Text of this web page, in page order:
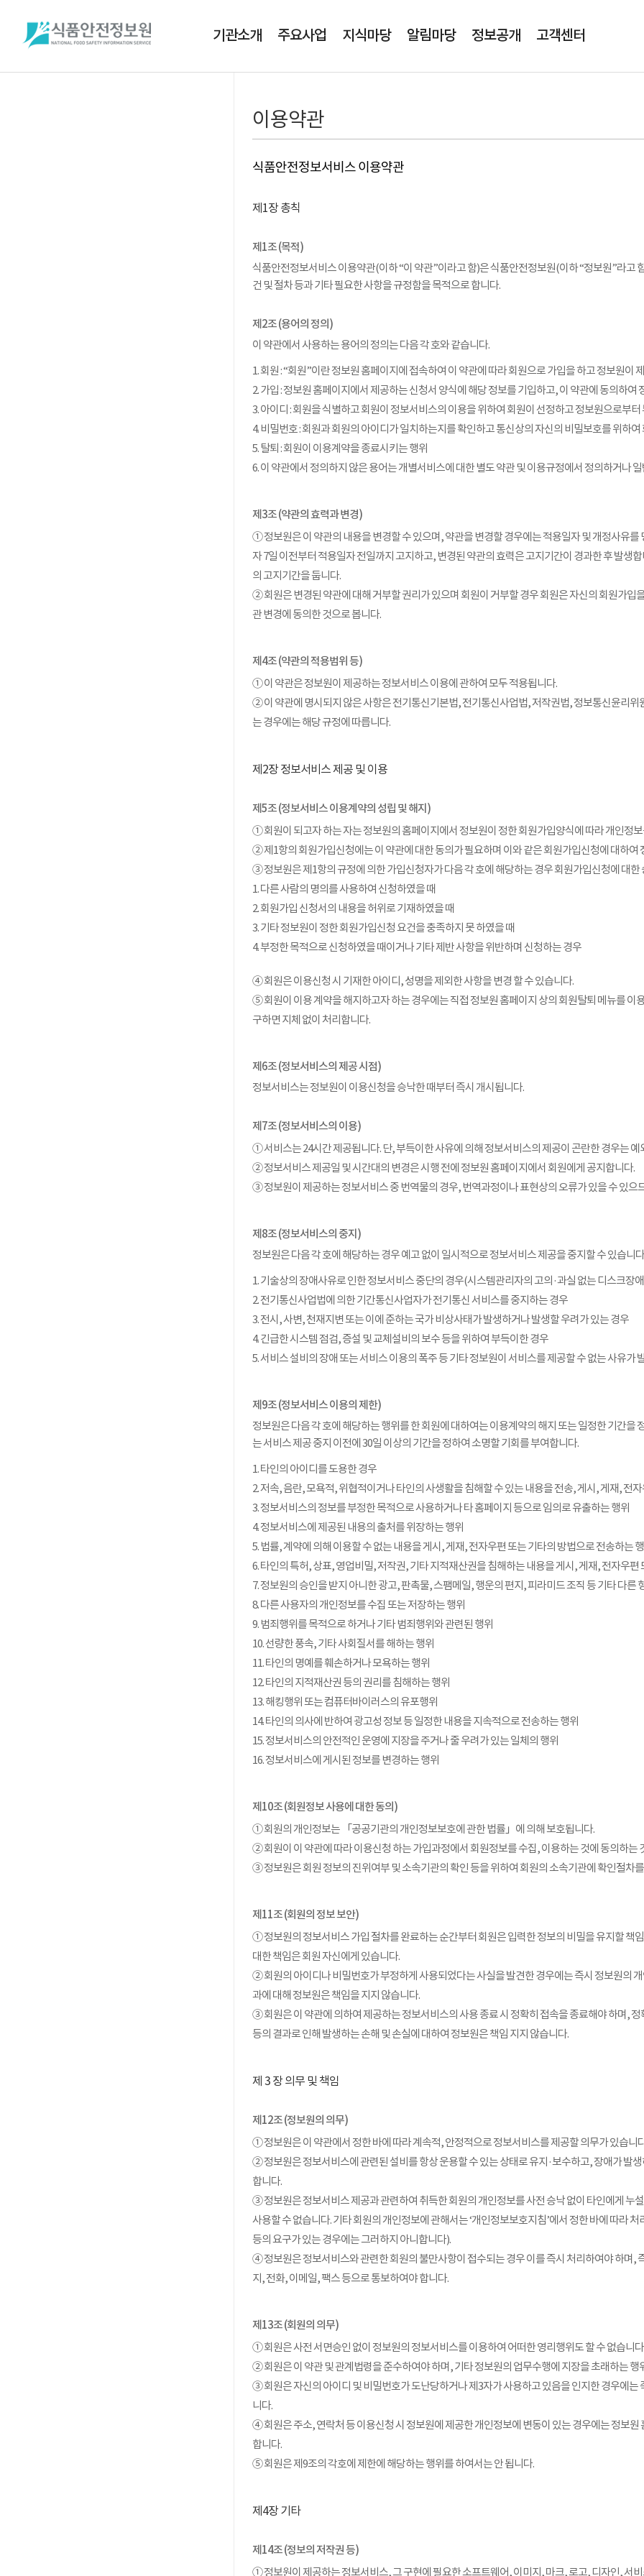
기관소개 주요사업 지식마당 알림마당 정보공개 고객센터
이용약관
식품안전정보서비스 이용약관
제1장 총칙
제1조 (목적)
식품안전정보서비스 이용약관(이하 “이 약관”이라고 함)은 식품안전정보원(이하 “정보원”라고
건 및 절차 등과 기타 필요한 사항을 규정함을 목적으로 합니다.
제2조 (용어의 정의)
이 약관에서 사용하는 용어의 정의는 다음 각 호와 같습니다.
1. 회원 : “회원”이란 정보원 홈페이지에 접속하여 이 약관에 따라 회원으로 가입을 하고 정보원이
2. 가입 : 정보원 홈페이지에서 제공하는 신청서 양식에 해당 정보를 기입하고, 이 약관에 동의하
3. 아이디 : 회원을 식별하고 회원이 정보서비스의 이용을 위하여 회원이 선정하고 정보원으로부
4. 비밀번호 : 회원과 회원의 아이디가 일치하는지를 확인하고 통신상의 자신의 비밀보호를 위하
5. 탈퇴 : 회원이 이용계약을 종료시키는 행위
6. 이 약관에서 정의하지 않은 용어는 개별서비스에 대한 별도 약관 및 이용규정에서 정의하거나
제3조 (약관의 효력과 변경)
① 정보원은 이 약관의 내용을 변경할 수 있으며, 약관을 변경할 경우에는 적용일자 및 개정사유
자 7일 이전부터 적용일자 전일까지 고지하고, 변경된 약관의 효력은 고지기간이 경과한 후 발생
의 고지기간을 둡니다.
② 회원은 변경된 약관에 대해 거부할 권리가 있으며 회원이 거부할 경우 회원은 자신의 회원가입
관 변경에 동의한 것으로 봅니다.
제4조 (약관의 적용범위 등)
① 이 약관은 정보원이 제공하는 정보서비스 이용에 관하여 모두 적용됩니다.
② 이 약관에 명시되지 않은 사항은 전기통신기본법, 전기통신사업법, 저작권법, 정보통신윤리
는 경우에는 해당 규정에 따릅니다.
제2장 정보서비스 제공 및 이용
제5조 (정보서비스 이용계약의 성립 및 해지)
① 회원이 되고자 하는 자는 정보원의 홈페이지에서 정보원이 정한 회원가입양식에 따라 개인정
② 제1항의 회원가입신청에는 이 약관에 대한 동의가 필요하며 이와 같은 회원가입신청에 대하
③ 정보원은 제1항의 규정에 의한 가입신청자가 다음 각 호에 해당하는 경우 회원가입신청에 대한
1. 다른 사람의 명의를 사용하여 신청하였을 때
2. 회원가입 신청서의 내용을 허위로 기재하였을 때
3. 기타 정보원이 정한 회원가입신청 요건을 충족하지 못 하였을 때
4. 부정한 목적으로 신청하였을 때이거나 기타 제반 사항을 위반하며 신청하는 경우
④ 회원은 이용신청 시 기재한 아이디, 성명을 제외한 사항을 변경 할 수 있습니다.
⑤ 회원이 이용 계약을 해지하고자 하는 경우에는 직접 정보원 홈페이지 상의 회원탈퇴 메뉴를
구하면 지체 없이 처리합니다.
제6조 (정보서비스의 제공 시점)
정보서비스는 정보원이 이용신청을 승낙한 때부터 즉시 개시됩니다.
제7조 (정보서비스의 이용)
① 서비스는 24시간 제공됩니다. 단, 부득이한 사유에 의해 정보서비스의 제공이 곤란한 경우는 예
② 정보서비스 제공일 및 시간대의 변경은 시행 전에 정보원 홈페이지에서 회원에게 공지합니다.
③ 정보원이 제공하는 정보서비스 중 번역물의 경우, 번역과정이나 표현상의 오류가 있을 수 있으
제8조 (정보서비스의 중지)
정보원은 다음 각 호에 해당하는 경우 예고 없이 일시적으로 정보서비스 제공을 중지할 수 있습니
1. 기술상의 장애사유로 인한 정보서비스 중단의 경우(시스템관리자의 고의·과실 없는 디스크장
2. 전기통신사업법에 의한 기간통신사업자가 전기통신 서비스를 중지하는 경우
3. 전시, 사변, 천재지변 또는 이에 준하는 국가 비상사태가 발생하거나 발생할 우려가 있는 경우
4. 긴급한 시스템 점검, 증설 및 교체설비의 보수 등을 위하여 부득이한 경우
5. 서비스 설비의 장애 또는 서비스 이용의 폭주 등 기타 정보원이 서비스를 제공할 수 없는 사유가
제9조 (정보서비스 이용의 제한)
정보원은 다음 각 호에 해당하는 행위를 한 회원에 대하여는 이용계약의 해지 또는 일정한 기간
는 서비스 제공 중지 이전에 30일 이상의 기간을 정하여 소명할 기회를 부여합니다.
1. 타인의 아이디를 도용한 경우
2. 저속, 음란, 모욕적, 위협적이거나 타인의 사생활을 침해할 수 있는 내용을 전송, 게시, 게재, 전
3. 정보서비스의 정보를 부정한 목적으로 사용하거나 타 홈페이지 등으로 임의로 유출하는 행위
4. 정보서비스에 제공된 내용의 출처를 위장하는 행위
5. 법률, 계약에 의해 이용할 수 없는 내용을 게시, 게재, 전자우편 또는 기타의 방법으로 전송하는
6. 타인의 특허, 상표, 영업비밀, 저작권, 기타 지적재산권을 침해하는 내용을 게시, 게재, 전자우편
7. 정보원의 승인을 받지 아니한 광고, 판촉물, 스팸메일, 행운의 편지, 피라미드 조직 등 기타 다
8. 다른 사용자의 개인정보를 수집 또는 저장하는 행위
9. 범죄행위를 목적으로 하거나 기타 범죄행위와 관련된 행위
10. 선량한 풍속, 기타 사회질서를 해하는 행위
11. 타인의 명예를 훼손하거나 모욕하는 행위
12. 타인의 지적재산권 등의 권리를 침해하는 행위
13. 해킹행위 또는 컴퓨터바이러스의 유포행위
14. 타인의 의사에 반하여 광고성 정보 등 일정한 내용을 지속적으로 전송하는 행위
15. 정보서비스의 안전적인 운영에 지장을 주거나 줄 우려가 있는 일체의 행위
16. 정보서비스에 게시된 정보를 변경하는 행위
제10조 (회원정보 사용에 대한 동의)
① 회원의 개인정보는 「공공기관의 개인정보보호에 관한 법률」에 의해 보호됩니다.
② 회원이 이 약관에 따라 이용신청 하는 가입과정에서 회원정보를 수집, 이용하는 것에 동의하는
③ 정보원은 회원 정보의 진위여부 및 소속기관의 확인 등을 위하여 회원의 소속기관에 확인절차
제11조 (회원의 정보 보안)
① 정보원의 정보서비스 가입 절차를 완료하는 순간부터 회원은 입력한 정보의 비밀을 유지할 책
대한 책임은 회원 자신에게 있습니다.
② 회원의 아이디나 비밀번호가 부정하게 사용되었다는 사실을 발견한 경우에는 즉시 정보원의
과에 대해 정보원은 책임을 지지 않습니다.
③ 회원은 이 약관에 의하여 제공하는 정보서비스의 사용 종료 시 정확히 접속을 종료해야 하며,
등의 결과로 인해 발생하는 손해 및 손실에 대하여 정보원은 책임 지지 않습니다.
제 3 장 의무 및 책임
제12조 (정보원의 의무)
① 정보원은 이 약관에서 정한 바에 따라 계속적, 안정적으로 정보서비스를 제공할 의무가 있습니
② 정보원은 정보서비스에 관련된 설비를 항상 운용할 수 있는 상태로 유지·보수하고, 장애가 발
합니다.
③ 정보원은 정보서비스 제공과 관련하여 취득한 회원의 개인정보를 사전 승낙 없이 타인에게 누
사용할 수 없습니다. 기타 회원의 개인정보에 관해서는 ‘개인정보보호지침’에서 정한 바에 따라
등의 요구가 있는 경우에는 그러하지 아니합니다).
④ 정보원은 정보서비스와 관련한 회원의 불만사항이 접수되는 경우 이를 즉시 처리하여야 하며,
지, 전화, 이메일, 팩스 등으로 통보하여야 합니다.
제13조 (회원의 의무)
① 회원은 사전 서면승인 없이 정보원의 정보서비스를 이용하여 어떠한 영리행위도 할 수 없습니
② 회원은 이 약관 및 관계법령을 준수하여야 하며, 기타 정보원의 업무수행에 지장을 초래하는 행
③ 회원은 자신의 아이디 및 비밀번호가 도난당하거나 제3자가 사용하고 있음을 인지한 경우에
니다.
④ 회원은 주소, 연락처 등 이용신청 시 정보원에 제공한 개인정보에 변동이 있는 경우에는 정보
합니다.
⑤ 회원은 제9조의 각호에 제한에 해당하는 행위를 하여서는 안 됩니다.
제4장 기타
제14조 (정보의 저작권 등)
① 정보원이 제공하는 정보서비스, 그 구현에 필요한 소프트웨어, 이미지, 마크, 로고, 디자인, 서